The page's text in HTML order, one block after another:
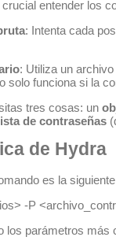
entender los
: Intenta cada
: Utiliza un
solo funciona si la
tres cosas: un
de contraseñas
de Hydra
es la
-P
los parámetros más